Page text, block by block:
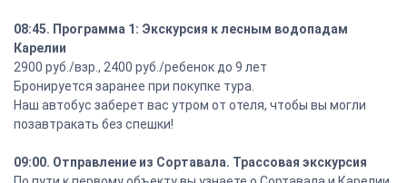
08:45. Программа 1: Экскурсия к лесным водопадам
Карелии
2900 руб./взр., 2400 руб./ребенок до 9 лет
Бронируется заранее при покупке тура.
Наш автобус заберет вас утром от отеля, чтобы вы могли
позавтракать без спешки!
09:00. Отправление из Сортавала. Трассовая экскурсия